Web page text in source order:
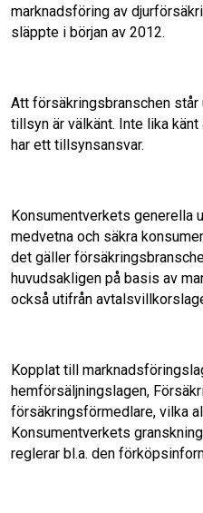
e
o
o
n i
marknadsföring av
släppte i början av 2012.
Att försäkringsbranschen
tillsyn är välkänt. Inte lika
har ett tillsynsansvar.
Konsumentverkets generella
medvetna och säkra
det gäller
huvudsakligen på basis av
också utifrån
Kopplat till
hemförsäljningslagen,
försäkringsförmedlare, vilka
Konsumentverkets
reglerar bl.a. den